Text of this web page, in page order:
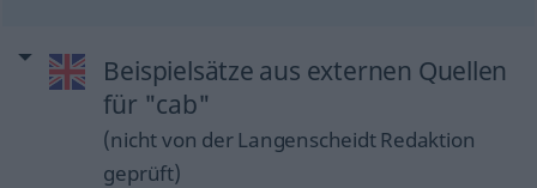
Beispielsätze aus externen Quellen
für "cab"
(nicht von der Langenscheidt Redaktion
geprüft)